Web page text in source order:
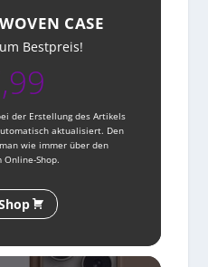
CASE
Bestpreis!
der Erstellung des Artikels
aktualisiert. Den
wie immer über den
Online-Shop.